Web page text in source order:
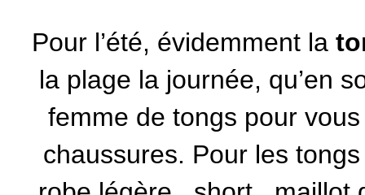
Pour l’été, évidemment la
la plage la journée, qu’en
femme de tongs pour
chaussures. Pour les